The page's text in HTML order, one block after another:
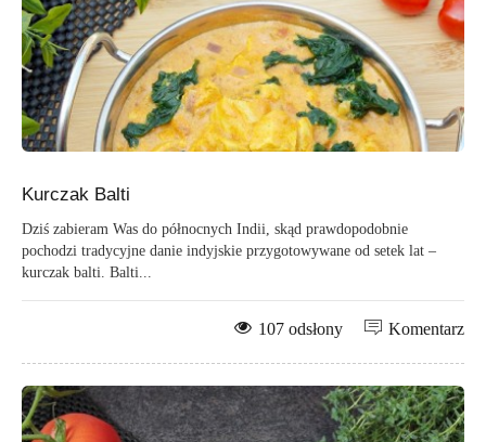
Kurczak Balti
Dziś zabieram Was do północnych Indii, skąd prawdopodobnie
pochodzi tradycyjne danie indyjskie przygotowywane od setek lat –
kurczak balti. Balti...
Komentarz
107 odsłony